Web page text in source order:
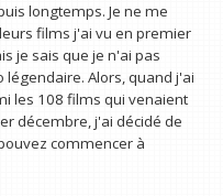
longtemps. Je ne me
films j'ai vu en premier
je sais que je n'ai pas
Alors, quand j'ai
les 108 films qui venaient
décembre, j'ai décidé de
commencer à